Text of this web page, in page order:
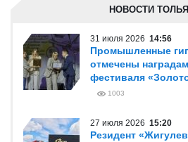
НОВОСТИ
31 июля 2026 14:56
Промышленные
отмечены
фестиваля
1003
27 июля 2026 15:20
Резидент